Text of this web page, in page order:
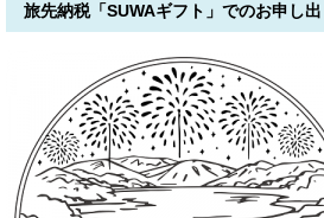
旅先納税「SUWAギフト」でのお申し出